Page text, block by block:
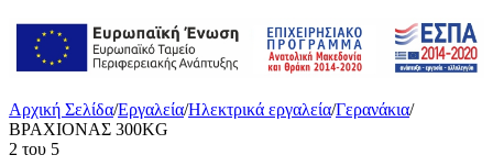
Αρχική Σελίδα/Εργαλεία/Ηλεκτρικά εργαλεία/Γερανάκια/
ΒΡΑΧΙΟΝΑΣ 300KG
2 του 5